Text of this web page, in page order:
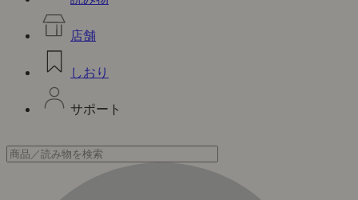
店舗
しおり
サポート